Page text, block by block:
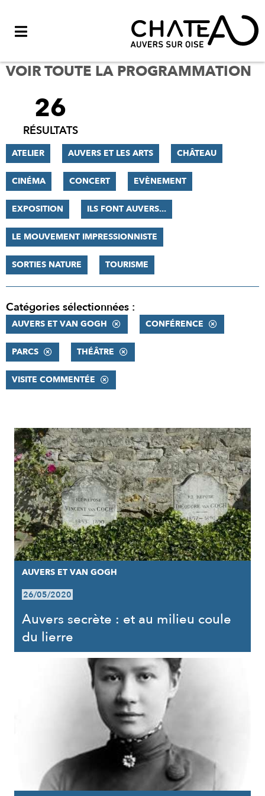
VOIR TOUTE LA PROGRAMMATION
FILTRER
RÉSULTATS
26
RÉSULTATS
ATELIER AUVERS ET LES ARTS CHÂTEAU
CINÉMA CONCERT EVÈNEMENT
EXPOSITION ILS FONT AUVERS...
LE MOUVEMENT IMPRESSIONNISTE
SORTIES NATURE TOURISME
Catégories sélectionnées :
AUVERS ET VAN GOGH CONFÉRENCE
PARCS THÉÂTRE
VISITE COMMENTÉE
RÉSULTATS
AUVERS ET VAN GOGH
26/05/2020
Auvers secrète : et au milieu coule
du lierre